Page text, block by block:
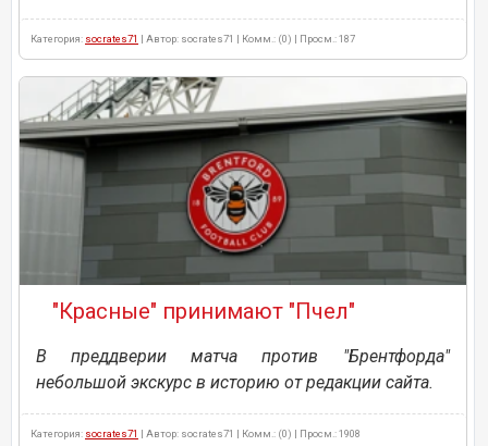
Категория: socrates71 | Автор: socrates71 | Комм.: (0) | Просм.: 187
"Красные" принимают "Пчел"
В преддверии матча против "Брентфорда"
небольшой экскурс в историю от редакции сайта.
Категория: socrates71 | Автор: socrates71 | Комм.: (0) | Просм.: 1908